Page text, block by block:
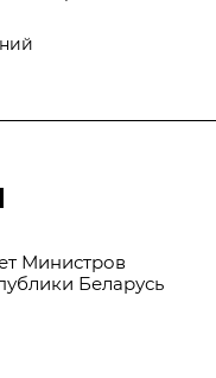
Министров
Беларусь